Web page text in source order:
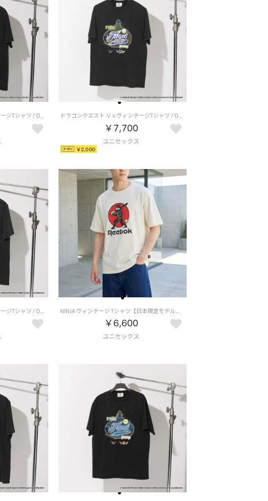
ドラゴンクエスト Ⅸ x ヴィンテージTシャツ / DRAGON QUEST Ⅸ x VINTAGE TEE 【返品不可商品】（ブラック/ホワイト） ドラゴンクエスト Ⅴ x ヴィンテージTシャツ / DRAGON QUEST Ⅴ x VINTAGE TEE 【返品不可商品】 （ブラック/パープル）
￥7,700
￥2,000
ドラゴンクエスト Ⅹ x ヴィンテージTシャツ / DRAGON QUEST Ⅹ x VINTAGE TEE 【返品不可商品】 （ブラック/レッド） NINJA ヴィンテージ Tシャツ【日本限定モデル】 （ホワイト）
￥6,600